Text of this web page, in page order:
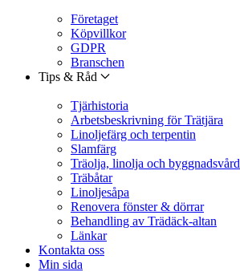
Företaget
Köpvillkor
GDPR
Branschen
Tips & Råd
Tjärhistoria
Arbetsbeskrivning för Trätjära
Linoljefärg och terpentin
Slamfärg
Träolja, linolja och byggnadsvård
Träbåtar
Linoljesåpa
Renovera fönster & dörrar
Behandling av Trädäck-altan
Länkar
Kontakta oss
Min sida